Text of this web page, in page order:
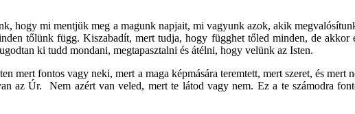
hogy mi mentjük meg a magunk napjait, mi vagyunk azok, akik
tőlünk függ. Kiszabadít, mert tudja, hogy függhet tőled minden, de akkor
ki tudd mondani, megtapasztalni és átélni, hogy velünk az Isten.
mert fontos vagy neki, mert a maga képmására teremtett, mert szeret, és
az Úr. Nem azért van veled, mert te látod vagy nem. Ez a te számodra